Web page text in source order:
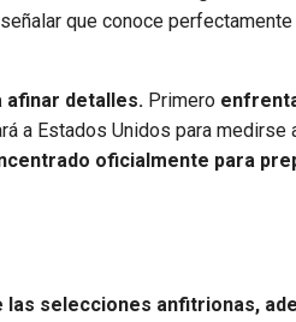
que conoce
afinar detalles. Primero
a Estados Unidos para medirse
oficialmente para
las selecciones anfitrionas,